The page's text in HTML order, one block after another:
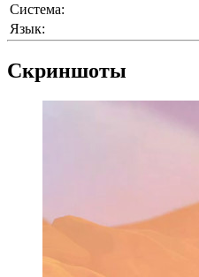
Cистема:
Язык:
Скриншоты